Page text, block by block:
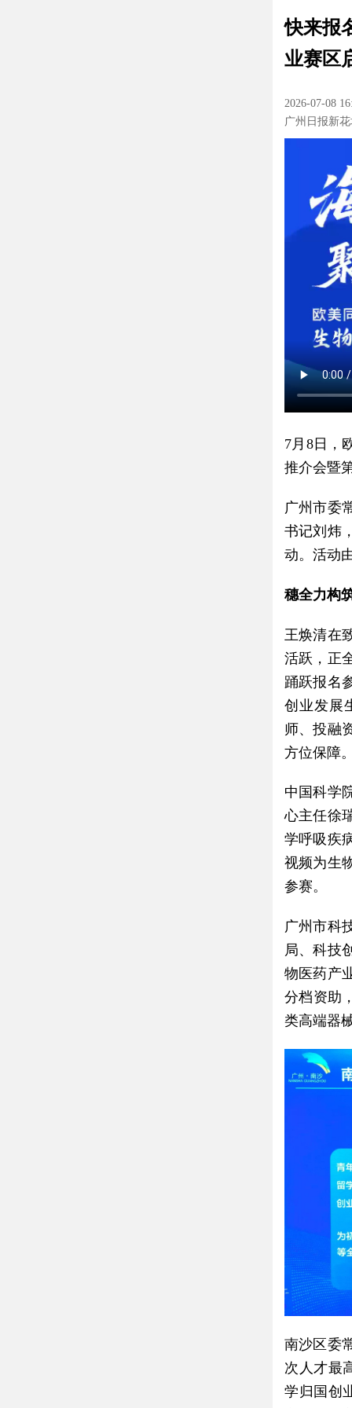
快来报
业赛区
2026-07-08
广州日报新
7月8日，
推介会暨
广州市委
书记刘炜
动。活动
穗全力构
王焕清在
活跃，正
踊跃报名
创业发展
师、投融
方位保障
中国科学
心主任徐
学呼吸疾
视频为生
参赛。
广州市科
局、科技
物医药产
分档资助
类高端器
南沙区委
次人才最
学归国创